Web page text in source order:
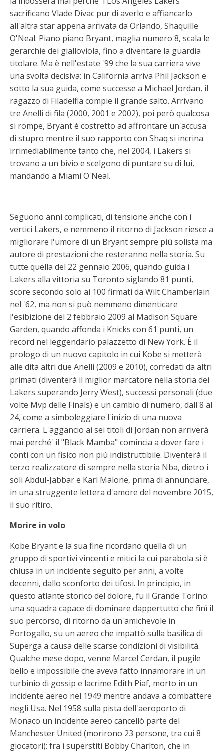
sacrificano Vlade Divac pur di averlo e affiancarlo
all'altra star appena arrivata da Orlando, Shaquille
O'Neal. Piano piano Bryant, maglia numero 8, scala le
gerarchie dei gialloviola, fino a diventare la guardia
titolare. Ma è nell'estate '99 che la sua carriera vive
una svolta decisiva: in California arriva Phil Jackson e
sotto la sua guida, come successe a Michael Jordan, il
ragazzo di Filadelfia compie il grande salto. Arrivano
tre Anelli di fila (2000, 2001 e 2002), poi però qualcosa
si rompe, Bryant è costretto ad affrontare un'accusa
di stupro mentre il suo rapporto con Shaq si incrina
irrimediabilmente tanto che, nel 2004, i Lakers si
trovano a un bivio e scelgono di puntare su di lui,
mandando a Miami O'Neal.
Seguono anni complicati, di tensione anche con i
vertici Lakers, e nemmeno il ritorno di Jackson riesce a
migliorare l'umore di un Bryant sempre più solista ma
autore di prestazioni che resteranno nella storia. Su
tutte quella del 22 gennaio 2006, quando guida i
Lakers alla vittoria su Toronto siglando 81 punti,
score secondo solo ai 100 firmati da Wilt Chamberlain
nel '62, ma non si può nemmeno dimenticare
l'esibizione del 2 febbraio 2009 al Madison Square
Garden, quando affonda i Knicks con 61 punti, un
record nel leggendario palazzetto di New York. È il
prologo di un nuovo capitolo in cui Kobe si metterà
alle dita altri due Anelli (2009 e 2010), corredati da altri
primati (diventerà il miglior marcatore nella storia dei
Lakers superando Jerry West), successi personali (due
volte Mvp delle Finals) e un cambio di numero, dall'8 al
24, come a simboleggiare l'inizio di una nuova
carriera. L'aggancio ai sei titoli di Jordan non arriverà
mai perché' il "Black Mamba" comincia a dover fare i
conti con un fisico non più indistruttibile. Diventerà il
terzo realizzatore di sempre nella storia Nba, dietro i
soli Abdul-Jabbar e Karl Malone, prima di annunciare,
in una struggente lettera d'amore del novembre 2015,
il suo ritiro.
Morire in volo
Kobe Bryant e la sua fine ricordano quella di un
gruppo di sportivi vincenti e mitici la cui parabola si è
chiusa in un incidente seguito per anni, a volte
decenni, dallo sconforto dei tifosi. In principio, in
questo atlante storico del dolore, fu il Grande Torino:
una squadra capace di dominare dappertutto che finì il
suo percorso, di ritorno da un'amichevole in
Portogallo, su un aereo che impattò sulla basilica di
Superga a causa delle scarse condizioni di visibilità.
Qualche mese dopo, venne Marcel Cerdan, il pugile
bello e impossibile che aveva fatto innamorare in un
turbinio di gossip e lacrime Edith Piaf, morto in un
incidente aereo nel 1949 mentre andava a combattere
negli Usa. Nel 1958 sulla pista dell'aeroporto di
Monaco un incidente aereo cancellò parte del
Manchester United (morirono 23 persone, tra cui 8
giocatori): fra i superstiti Bobby Charlton, che in